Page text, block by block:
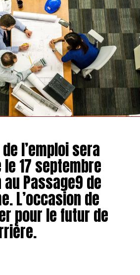
l’emploi sera
17 septembre
Passage9 de
L’occasion de
pour le futur de